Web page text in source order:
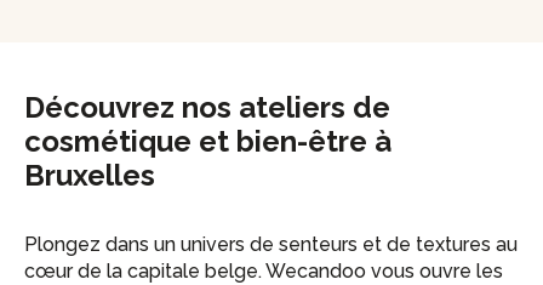
Découvrez nos ateliers de
cosmétique et bien-être à
Bruxelles
Plongez dans un univers de senteurs et de textures au
cœur de la capitale belge. Wecandoo vous ouvre les